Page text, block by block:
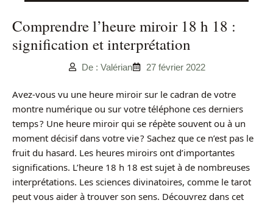
Comprendre l’heure miroir 18 h 18 :
signification et interprétation
De : Valérian 27 février 2022
Avez-vous vu une heure miroir sur le cadran de votre
montre numérique ou sur votre téléphone ces derniers
temps ? Une heure miroir qui se répète souvent ou à un
moment décisif dans votre vie ? Sachez que ce n’est pas le
fruit du hasard. Les heures miroirs ont d’importantes
significations. L’heure 18 h 18 est sujet à de nombreuses
interprétations. Les sciences divinatoires, comme le tarot
peut vous aider à trouver son sens. Découvrez dans cet